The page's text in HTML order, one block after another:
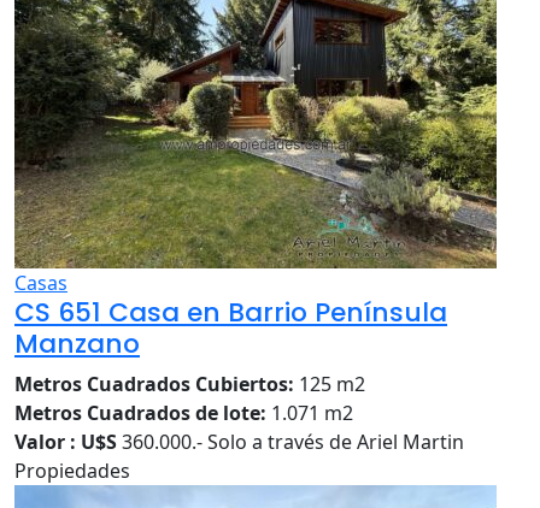
Casas
CS 651 Casa en Barrio Península
Manzano
Metros Cuadrados Cubiertos: 125 m2
Metros Cuadrados de lote: 1.071 m2
Valor : U$S360.000.- Solo a través de Ariel Martin
Propiedades